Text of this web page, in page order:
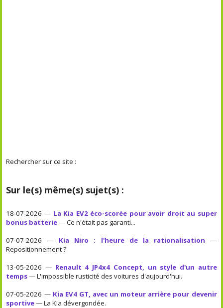
Rechercher sur ce site :
Sur le(s) même(s) sujet(s) :
18-07-2026 — La Kia EV2 éco-scorée pour avoir droit au super
bonus batterie— Ce n'était pas garanti...
07-07-2026 — Kia Niro : l'heure de la rationalisation —
Repositionnement ?
13-05-2026 — Renault 4 JP4x4 Concept, un style d'un autre
temps— L'impossible rusticité des voitures d'aujourd'hui.
07-05-2026 — Kia EV4 GT, avec un moteur arrière pour devenir
sportive— La Kia dévergondée.